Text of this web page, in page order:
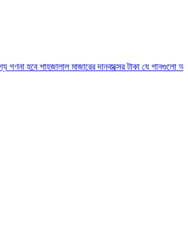
মাজারের দানবাক্সের টাকাযে গানগুলো আজও ফিরিয়ে